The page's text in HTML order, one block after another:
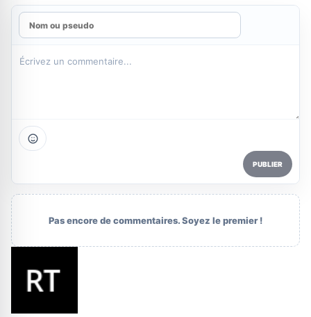
PUBLIER
Pas encore de commentaires. Soyez le premier !